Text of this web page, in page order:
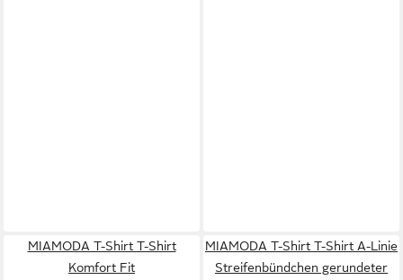
MIAMODA T-Shirt T-Shirt
Komfort Fit
MIAMODA T-Shirt T-Shirt A-Linie
Streifenbündchen gerundeter